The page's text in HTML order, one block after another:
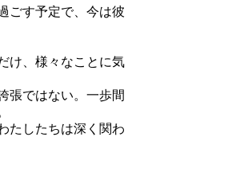
ごす予定で、今は彼
け、様々なことに気
張ではない。一歩間
たしたちは深く関わ